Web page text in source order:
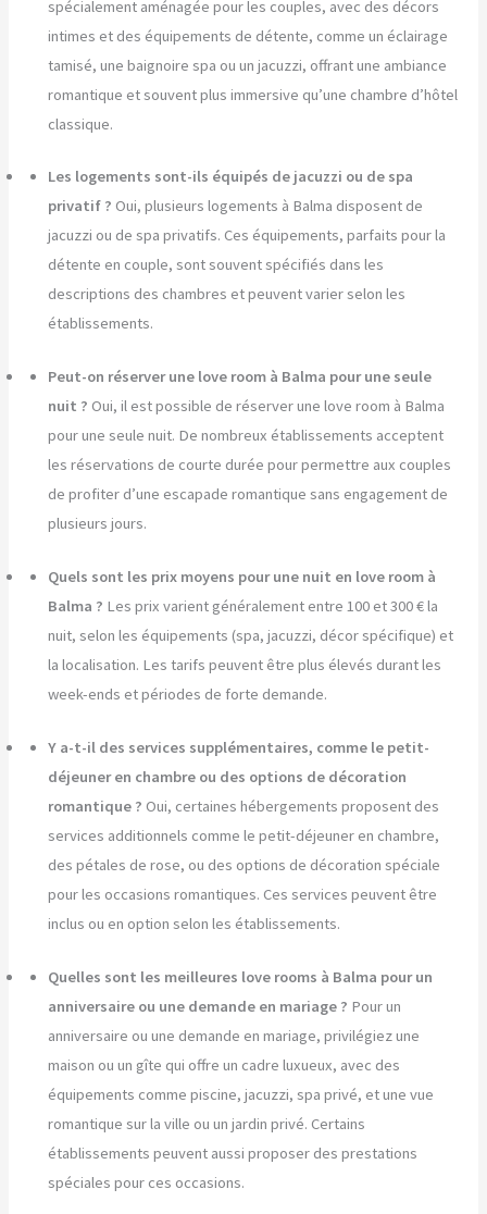
spécialement aménagée pour les couples, avec des décors
intimes et des équipements de détente, comme un éclairage
tamisé, une baignoire spa ou un jacuzzi, offrant une ambiance
romantique et souvent plus immersive qu’une chambre d’hôtel
classique.
Les logements sont-ils équipés de jacuzzi ou de spa
privatif ? Oui, plusieurs logements à Balma disposent de
jacuzzi ou de spa privatifs. Ces équipements, parfaits pour la
détente en couple, sont souvent spécifiés dans les
descriptions des chambres et peuvent varier selon les
établissements.
Peut-on réserver une love room à Balma pour une seule
nuit ? Oui, il est possible de réserver une love room à Balma
pour une seule nuit. De nombreux établissements acceptent
les réservations de courte durée pour permettre aux couples
de profiter d’une escapade romantique sans engagement de
plusieurs jours.
Quels sont les prix moyens pour une nuit en love room à
Balma ? Les prix varient généralement entre 100 et 300 € la
nuit, selon les équipements (spa, jacuzzi, décor spécifique) et
la localisation. Les tarifs peuvent être plus élevés durant les
week-ends et périodes de forte demande.
Y a-t-il des services supplémentaires, comme le petit-
déjeuner en chambre ou des options de décoration
romantique ? Oui, certaines hébergements proposent des
services additionnels comme le petit-déjeuner en chambre,
des pétales de rose, ou des options de décoration spéciale
pour les occasions romantiques. Ces services peuvent être
inclus ou en option selon les établissements.
Quelles sont les meilleures love rooms à Balma pour un
anniversaire ou une demande en mariage ? Pour un
anniversaire ou une demande en mariage, privilégiez une
maison ou un gîte qui offre un cadre luxueux, avec des
équipements comme piscine, jacuzzi, spa privé, et une vue
romantique sur la ville ou un jardin privé. Certains
établissements peuvent aussi proposer des prestations
spéciales pour ces occasions.